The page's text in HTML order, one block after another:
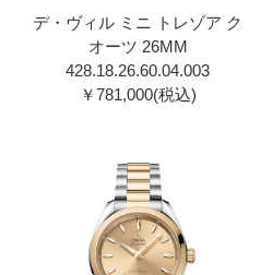
デ・ヴィル ミニ トレゾア ク
オーツ 26MM
428.18.26.60.04.00 3
￥781,000(税込)